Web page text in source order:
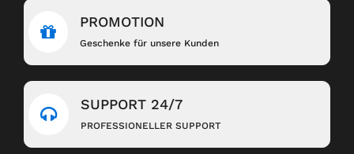
PROMOTION
Geschenke für unsere Kunden
SUPPORT 24/7
PROFESSIONELLER SUPPORT